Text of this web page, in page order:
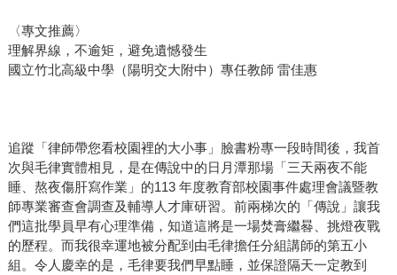
〈專文推薦〉
理解界線，不逾矩，避免遺憾發生
國立竹北高級中學（陽明交大附中）專任教師 雷佳惠
追蹤「律師帶您看校園裡的大小事」臉書粉專一段時間後，我首
次與毛律實體相見，是在傳說中的日月潭那場「三天兩夜不能
睡、熬夜傷肝寫作業」的113 年度教育部校園事件處理會議暨教
師專業審查會調查及輔導人才庫研習。前兩梯次的「傳說」讓我
們這批學員早有心理準備，知道這將是一場焚膏繼晷、挑燈夜戰
的歷程。而我很幸運地被分配到由毛律擔任分組講師的第五小
組。令人慶幸的是，毛律要我們早點睡，並保證隔天一定教到